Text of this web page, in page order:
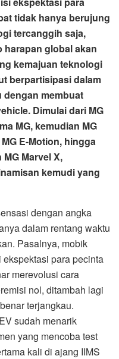
MG, kemudian MG
E-Motion, hingga
Marvel X,
kemudi yang
dengan angka
dalam rentang waktu
Pasalnya, mobik
para pecinta
merevolusi cara
nol, ditambah lagi
sudah menarik
yang mencoba test
kali di ajang IIMS
yaitu best-in-
gear knob unik dan
memiliki kesan
energi listrik ini
keselamatannya
EuroNCAP dan